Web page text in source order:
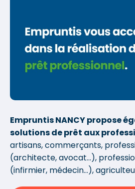
Empruntis NANCY propose
solutions de prêt aux
artisans, commerçants,
(architecte, avocat...),
(infirmier, médecin...),